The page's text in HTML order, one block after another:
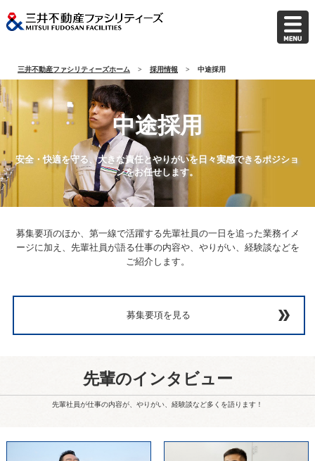
三井不動産ファシリティーズホーム 採用情報 中途採用
中途採用
安全・快適を守る、大きな責任とやりがいを日々実感できるポジショ
ンをお任せします。
募集要項のほか、第一線で活躍する先輩社員の一日を追った業務イメ
ージに加え、 先輩社員が語る仕事の内容や、やりがい、経験談などを
ご紹介します。
募集要項を見る
先輩のインタビュー
先輩社員が仕事の内容が、やりがい、経験談など多くを語ります！